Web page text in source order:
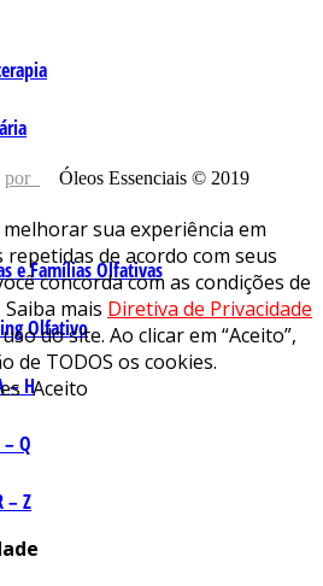
e Famílias Olfativas
Olfativo
– H
Q
– Z
por Óleos Essenciais © 2019
sua experiência em
de acordo com seus
concorda com as condições de
mais Diretiva de Privacidade
do site. Ao clicar em “Aceito”,
de TODOS os cookies.
Aceito